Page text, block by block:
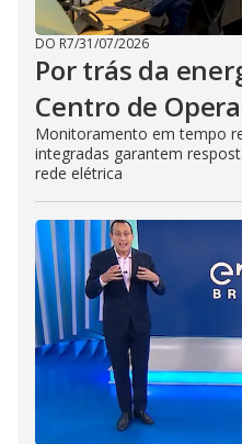
DO R7/31/07/2026
Por trás da
Centro de
Monitoramento em tempo
integradas garantem
rede elétrica